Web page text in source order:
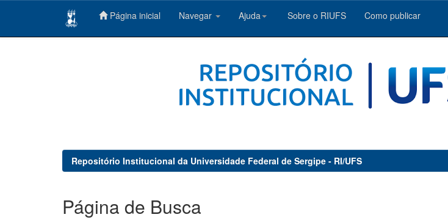
Página inicial Navegar Ajuda Sobre o RIUFS Como publicar
Repositório Institucional da Universidade Federal de Sergipe - RI/UFS
Página de Busca